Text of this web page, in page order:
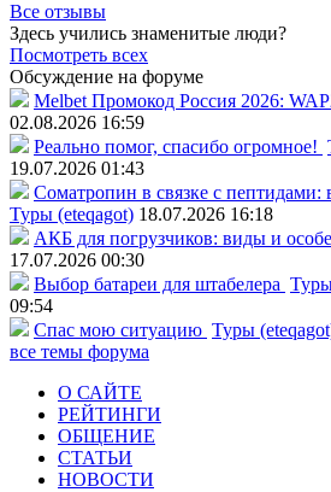
Все отзывы
Здесь учились знаменитые люди?
Посмотреть всех
Обсуждение на форуме
Melbet Промокод Россия 2026:
02.08.2026 16:59
Реально помог, спасибо огромное!
19.07.2026 01:43
Соматропин в связке с пептидами:
Туры (eteqagot) 18.07.2026 16:18
АКБ для погрузчиков: виды и
17.07.2026 00:30
Выбор батареи для штабелера
09:54
Спас мою ситуацию Туры
все темы форума
О САЙТЕ
РЕЙТИНГИ
ОБЩЕНИЕ
СТАТЬИ
НОВОСТИ